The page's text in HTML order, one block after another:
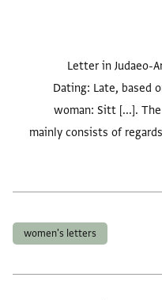
Letter in Judaeo-
Dating: Late, based
woman: Sitt [...].
mainly consists of
women's letters